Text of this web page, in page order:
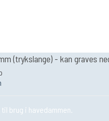
(trykslange) - kan graves
brug i havedammen.